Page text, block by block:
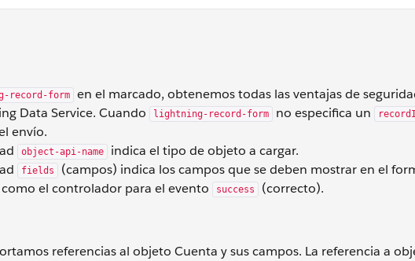
record-form
en el marcado, obtenemos todas las ventajas de
Data Service. Cuando
lightning-record-form no especifica un
envío.
object-api-name
indica el tipo de objeto a cargar.
fields
(campos) indica los campos que se deben mostrar en el
como el controlador para el evento success
(correcto).
referencias al objeto Cuenta y sus campos. La referencia a